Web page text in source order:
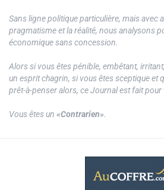
Sans ligne politique particulière, mais avec
pragmatisme et la réalité, nous analysons
économique sans concession.
Alors si vous êtes pénible, embêtant,
un esprit chagrin, si vous êtes sceptique et
prêt-à-penser alors, ce Journal est fait pour
Vous êtes un «Contrarien».